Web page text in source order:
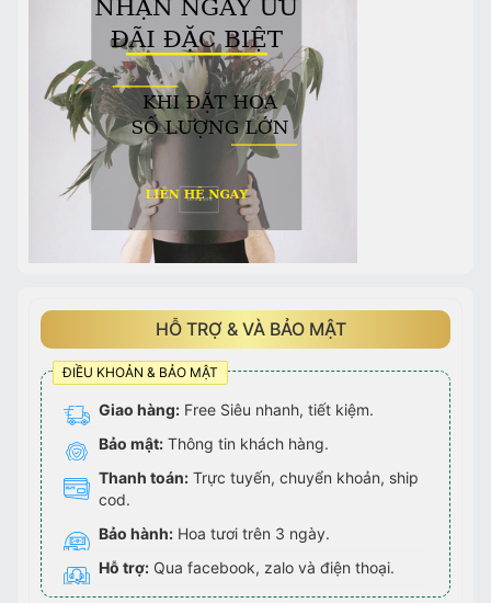
HỖ TRỢ & VÀ BẢO MẬT
ĐIỀU KHOẢN & BẢO MẬT
Giao hàng: Free Siêu nhanh, tiết kiệm.
Bảo mật: Thông tin khách hàng.
Thanh toán: Trực tuyến, chuyển khoản, ship
cod.
Bảo hành: Hoa tươi trên 3 ngày.
Hỗ trợ: Qua facebook, zalo và điện thoại.